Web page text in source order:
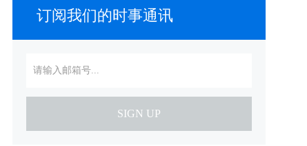
订阅我们的时事通讯
SIGN UP